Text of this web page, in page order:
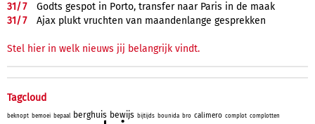
31/7
Godts gespot in Porto, transfer naar Paris in de maak
31/7 Ajax plukt vruchten van maandenlange gesprekken
Stel hier in welk nieuws jij belangrijk vindt.
Tagcloud
beknopt bemoei bepaal berghuis bewijs bijtijds bounida bro calimero complot complotten